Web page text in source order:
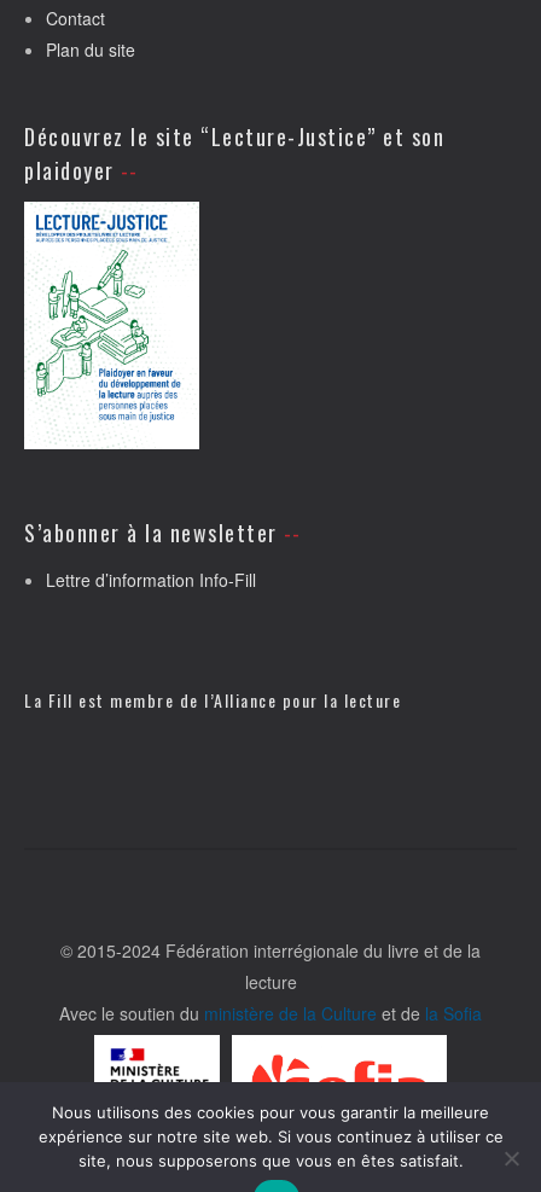
Contact
Plan du site
Découvrez le site “Lecture-Justice” et son
plaidoyer
S’abonner à la newsletter
Lettre d’information Info-Fill
La Fill est membre de l’Alliance pour la lecture
© 2015-2024 Fédération interrégionale du livre et de la
lecture
Avec le soutien du ministère de la Culture et de la Sofia
Nous utilisons des cookies pour vous garantir la meilleure
expérience sur notre site web. Si vous continuez à utiliser ce
site, nous supposerons que vous en êtes satisfait.